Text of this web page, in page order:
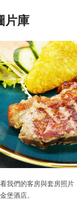
片庫
我們的客房與套房照
堡酒店。